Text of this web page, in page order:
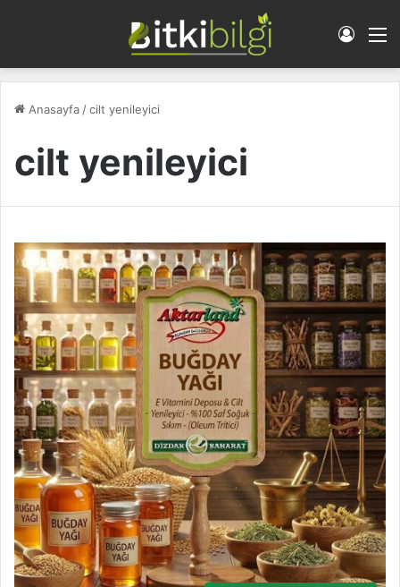
Giriş
Anasayfa /cilt yenileyici
cilt yenileyici